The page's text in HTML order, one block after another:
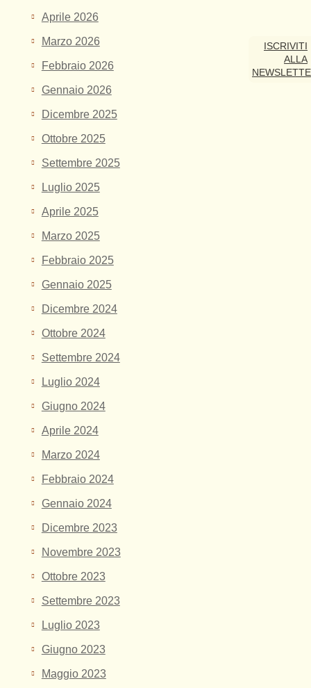
Aprile 2026
Marzo 2026
Febbraio 2026
Gennaio 2026
Dicembre 2025
Ottobre 2025
Settembre 2025
Luglio 2025
Aprile 2025
Marzo 2025
Febbraio 2025
Gennaio 2025
Dicembre 2024
Ottobre 2024
Settembre 2024
Luglio 2024
Giugno 2024
Aprile 2024
Marzo 2024
Febbraio 2024
Gennaio 2024
Dicembre 2023
Novembre 2023
Ottobre 2023
Settembre 2023
Luglio 2023
Giugno 2023
Maggio 2023
ISCRIVITI
ALLA